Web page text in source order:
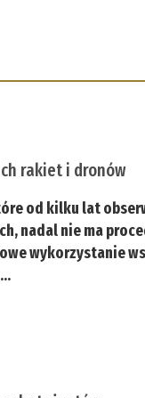
rakiet i dronów
od kilku lat
nadal nie ma
wykorzystanie